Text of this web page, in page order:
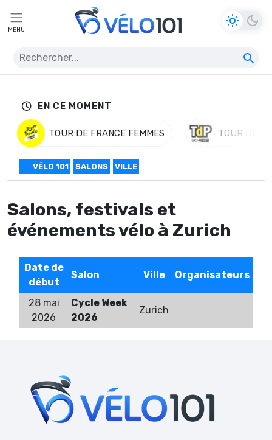
MENU
EN CE MOMENT
TOUR DE FRANCE FEMMES TOUR DE
VÉLO 101 SALONS VILLE
Salons, festivals et
événements vélo à Zurich
Date de
début
Salon Ville Organisateurs
28 mai
2026
Cycle Week
2026
Zurich